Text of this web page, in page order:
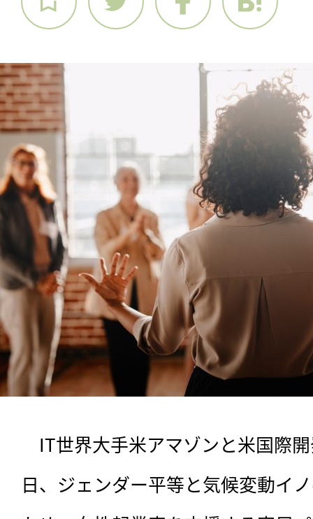
IT世界大手米アマゾンと米国際
日、ジェンダー平等と気候変動イ